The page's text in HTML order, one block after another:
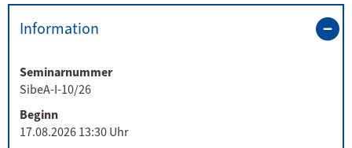
Information
Seminarnummer
SibeA-I-10/26
Beginn
17.08.2026 13:30 Uhr